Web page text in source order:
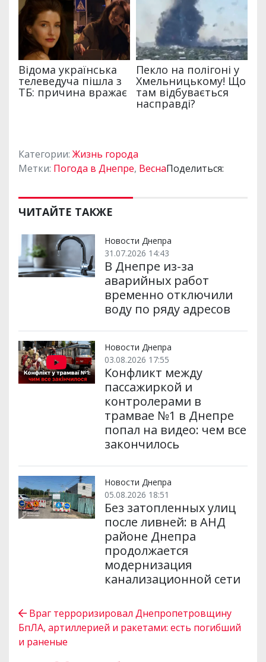
Категории: Жизнь города
Метки: Погода в Днепре, ВеснаПоделиться:
ЧИТАЙТЕ ТАКЖЕ
Новости Днепра
31.07.2026 14:43
В Днепре из-за
аварийных работ
временно отключили
воду по ряду адресов
Новости Днепра
03.08.2026 17:55
Конфликт между
пассажиркой и
контролерами в
трамвае №1 в Днепре
попал на видео: чем все
закончилось
Новости Днепра
05.08.2026 18:51
Без затопленных улиц
после ливней: в АНД
районе Днепра
продолжается
модернизация
канализационной сети
Враг терроризировал Днепропетровщину
БпЛА, артиллерией и ракетами: есть погибший
и раненые